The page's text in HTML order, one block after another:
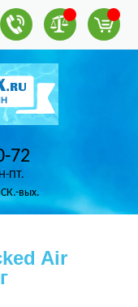
72
ПТ.
вых.
Air